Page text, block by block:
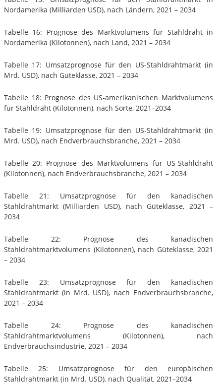
Nordamerika (Milliarden USD), nach Ländern, 2021 – 2034
Tabelle 16: Prognose des Marktvolumens für Stahldraht in
Nordamerika (Kilotonnen), nach Land, 2021 – 2034
Tabelle 17: Umsatzprognose für den US-Stahldrahtmarkt (in
Mrd. USD), nach Güteklasse, 2021 – 2034
Tabelle 18: Prognose des US-amerikanischen Marktvolumens
für Stahldraht (Kilotonnen), nach Sorte, 2021–2034
Tabelle 19: Umsatzprognose für den US-Stahldrahtmarkt (in
Mrd. USD), nach Endverbrauchsbranche, 2021 – 2034
Tabelle 20: Prognose des Marktvolumens für US-Stahldraht
(Kilotonnen), nach Endverbrauchsbranche, 2021 – 2034
Tabelle 21: Umsatzprognose für den kanadischen
Stahldrahtmarkt (Milliarden USD), nach Güteklasse, 2021 –
2034
Tabelle 22: Prognose des kanadischen
Stahldrahtmarktvolumens (Kilotonnen), nach Güteklasse, 2021
– 2034
Tabelle 23: Umsatzprognose für den kanadischen
Stahldrahtmarkt (in Mrd. USD), nach Endverbrauchsbranche,
2021 – 2034
Tabelle 24: Prognose des kanadischen
Stahldrahtmarktvolumens (Kilotonnen), nach
Endverbrauchsindustrie, 2021 – 2034
Tabelle 25: Umsatzprognose für den europäischen
Stahldrahtmarkt (in Mrd. USD), nach Qualität, 2021–2034